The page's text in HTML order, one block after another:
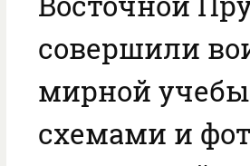
совершили
мирной
схемами и